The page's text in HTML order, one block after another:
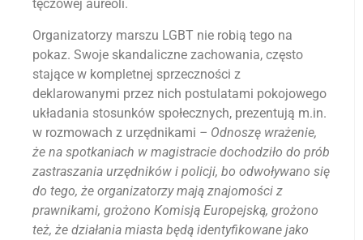
tęczowej aureoli.
Organizatorzy marszu LGBT nie robią tego na
pokaz. Swoje skandaliczne zachowania, często
stające w kompletnej sprzeczności z
deklarowanymi przez nich postulatami pokojowego
układania stosunków społecznych, prezentują m.in.
w rozmowach z urzędnikami – Odnoszę wrażenie,
że na spotkaniach w magistracie dochodziło do prób
zastraszania urzędników i policji, bo odwoływano się
do tego, że organizatorzy mają znajomości z
prawnikami, grożono Komisją Europejską, grożono
też, że działania miasta będą identyfikowane jako